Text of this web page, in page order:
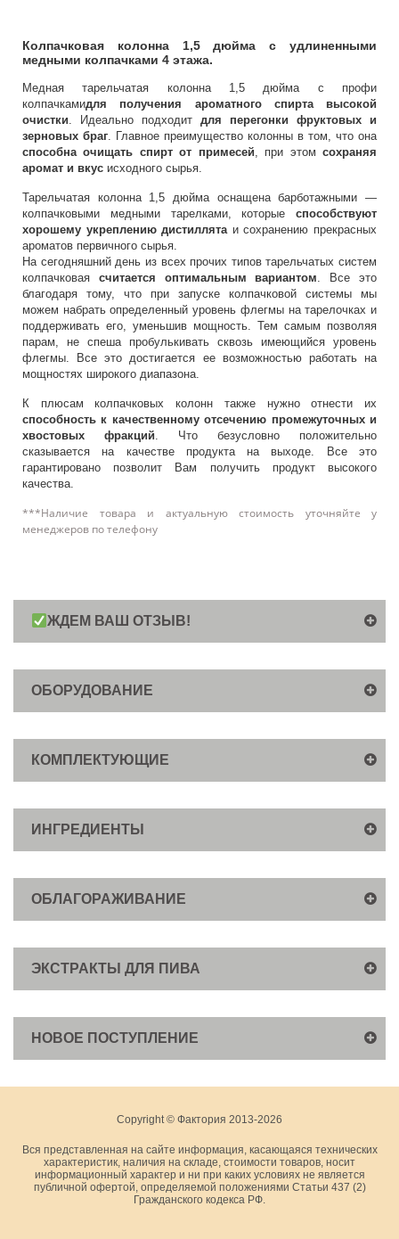
Колпачковая колонна 1,5 дюйма с удлиненными
медными колпачками 4 этажа.
Медная тарельчатая колонна 1,5 дюйма с профи
колпачкамидля получения ароматного спирта высокой
очистки. Идеально подходит для перегонки фруктовых и
зерновых браг. Главное преимущество колонны в том, что она
способна очищать спирт от примесей, при этомсохраняя
аромат и вкус исходного сырья.
Тарельчатая колонна 1,5 дюйма оснащена барботажными —
колпачковыми медными тарелками, которые способствуют
хорошему укреплению дистиллятаи сохранению прекрасных
ароматов первичного сырья.
На сегодняшний день из всех прочих типов тарельчатых систем
колпачковая считается оптимальным вариантом. Все это
благодаря тому, что при запуске колпачковой системы мы
можем набрать определенный уровень флегмы на тарелочках и
поддерживать его, уменьшив мощность. Тем самым позволяя
парам, не спеша пробулькивать сквозь имеющийся уровень
флегмы. Все это достигается ее возможностью работать на
мощностях широкого диапазона.
К плюсам колпачковых колонн также нужно отнести их
способность к качественному отсечению промежуточных и
хвостовых фракций. Что безусловно положительно
сказывается на качестве продукта на выходе. Все это
гарантировано позволит Вам получить продукт высокого
качества.
***Наличие товара и актуальную стоимость уточняйте у
менеджеров по телефону
ЖДЕМ ВАШ ОТЗЫВ!
ОБОРУДОВАНИЕ
КОМПЛЕКТУЮЩИЕ
ИНГРЕДИЕНТЫ
ОБЛАГОРАЖИВАНИЕ
ЭКСТРАКТЫ ДЛЯ ПИВА
НОВОЕ ПОСТУПЛЕНИЕ
Copyright © Фактория 2013-2026
Вся представленная на сайте информация, касающаяся технических
характеристик, наличия на складе, стоимости товаров, носит
информационный характер и ни при каких условиях не является
публичной офертой, определяемой положениями Статьи 437 (2)
Гражданского кодекса РФ.